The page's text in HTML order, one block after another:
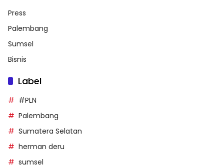
Press
Palembang
Sumsel
Bisnis
Label
#PLN
Palembang
Sumatera Selatan
herman deru
sumsel